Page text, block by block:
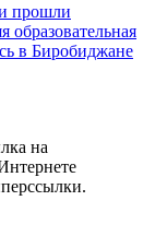
прошли
образовательная
в Биробиджане
на